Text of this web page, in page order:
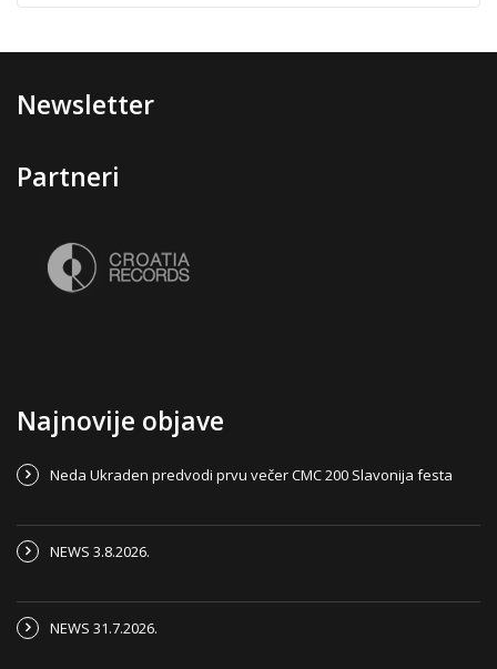
Newsletter
Partneri
Najnovije objave
Neda Ukraden predvodi prvu večer CMC 200 Slavonija festa
NEWS 3.8.2026.
NEWS 31.7.2026.